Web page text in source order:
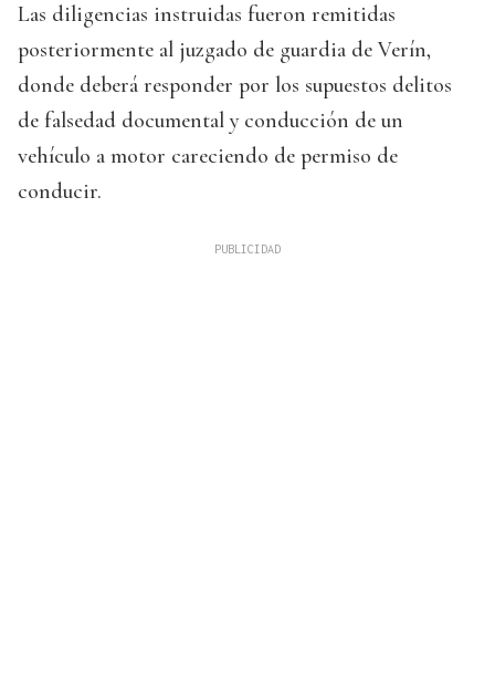
Las diligencias instruidas fueron remitidas
posteriormente al juzgado de guardia de Verín,
donde deberá responder por los supuestos delitos
de falsedad documental y conducción de un
vehículo a motor careciendo de permiso de
conducir.